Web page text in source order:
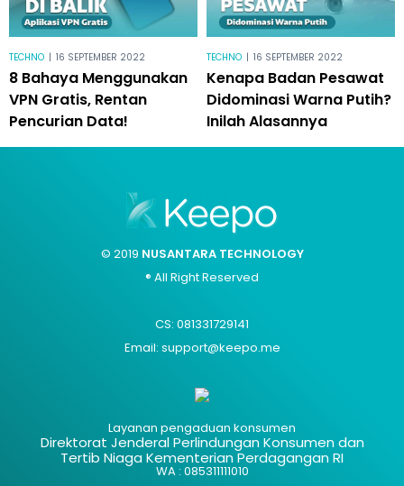
TECHNO | 16 SEPTEMBER 2022
8 Bahaya Menggunakan
VPN Gratis, Rentan
Pencurian Data!
TECHNO | 16 SEPTEMBER 2022
Kenapa Badan Pesawat
Didominasi Warna Putih?
Inilah Alasannya
© 2019 NUSANTARA TECHNOLOGY
® All Right Reserved
CS: 081331729141
Email: support@keepo.me
Layanan pengaduan konsumen
Direktorat Jenderal Perlindungan Konsumen dan
Tertib Niaga Kementerian Perdagangan RI
WA : 085311111010